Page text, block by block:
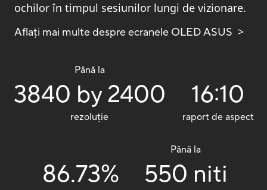
ochilor în timpul sesiunilor lungi de vizionare.
Aflați mai multe despre ecranele OLED ASUS
Până la
3840 by 2400
rezoluție
16:10
raport de aspect
86.73%
Până la
550 niti